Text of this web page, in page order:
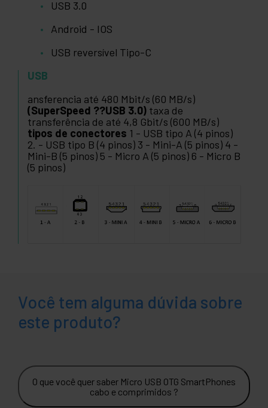
USB 3.0
Android - IOS
USB reversível Tipo-C
USB
ansferencia até 480 Mbit/s (60 MB/s)
(SuperSpeed ??USB 3.0) taxa de
transferência de até 4,8 Gbit/s (600 MB/s)
tipos de conectores 1 - USB tipo A (4 pinos)
2. - USB tipo B (4 pinos) 3 - Mini-A (5 pinos) 4 -
Mini-B (5 pinos) 5 - Micro A (5 pinos) 6 - Micro B
(5 pinos)
Você tem alguma dúvida sobre
este produto?
O que você quer saber Micro USB OTG SmartPhones
cabo e comprimidos ?